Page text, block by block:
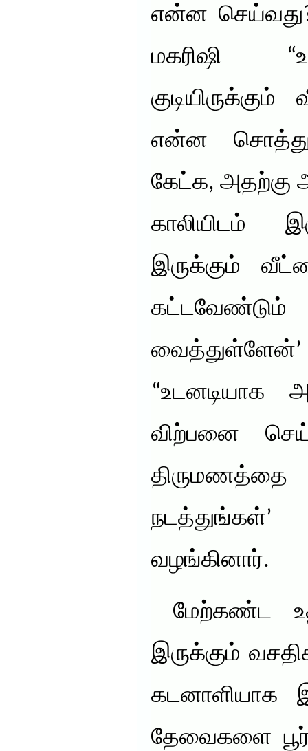
என்ன
மகரிஷி
என்ன சொத்து
கேட்க, அதற்கு
காலியிடம்
இருக்கும்
வைத்துள்ளேன்’
விற்பனை
வழங்கினார்.
மேற்கண்ட
இருக்கும்
கடனாளியாக
தேவைகளை